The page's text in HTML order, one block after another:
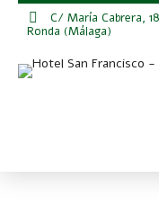
C/ María Cabrera, 18
Ronda (Málaga)